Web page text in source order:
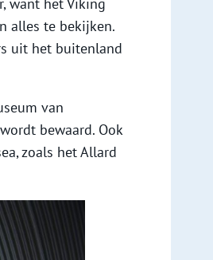
want het Viking
alles te bekijken.
uit het buitenland
van
bewaard. Ook
zoals het Allard